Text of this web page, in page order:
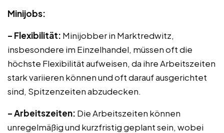
Minijobs:
– Flexibilität: Minijobber in Marktredwitz,
insbesondere im Einzelhandel, müssen oft die
höchste Flexibilität aufweisen, da ihre Arbeitszeiten
stark variieren können und oft darauf ausgerichtet
sind, Spitzenzeiten abzudecken.
– Arbeitszeiten: Die Arbeitszeiten können
unregelmäßig und kurzfristig geplant sein, wobei